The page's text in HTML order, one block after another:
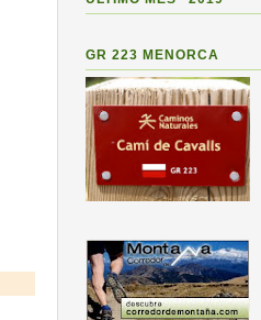
GR 223 MENORCA